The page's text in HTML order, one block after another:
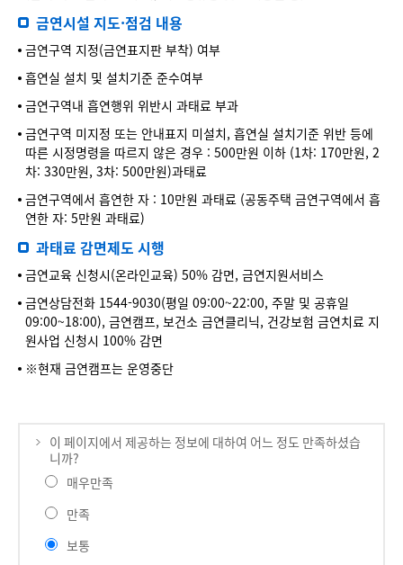
금연시설 지도·점검 내용
금연구역 지정(금연표지판 부착) 여부
흡연실 설치 및 설치기준 준수여부
금연구역내 흡연행위 위반시 과태료 부과
금연구역 미지정 또는 안내표지 미설치, 흡연실 설치기준 위반 등에
따른 시정명령을 따르지 않은 경우 : 500만원 이하 (1차: 170만원, 2
차: 330만원, 3차: 500만원)과태료
금연구역에서 흡연한 자 : 10만원 과태료 (공동주택 금연구역에서 흡
연한 자: 5만원 과태료)
과태료 감면제도 시행
금연교육 신청시(온라인교육) 50% 감면, 금연지원서비스
금연상담전화 1544-9030(평일 09:00~22:00, 주말 및 공휴일
09:00~18:00), 금연캠프, 보건소 금연클리닉, 건강보험 금연치료 지
원사업 신청시 100% 감면
※현재 금연캠프는 운영중단
이 페이지에서 제공하는 정보에 대하여 어느 정도 만족하셨습
니까?
매우만족
만족
보통